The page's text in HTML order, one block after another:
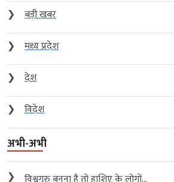
❯
बड़ी खबर
❯
मध्य प्रदेश
❯
देश
❯
विदेश
अभी-अभी
❯